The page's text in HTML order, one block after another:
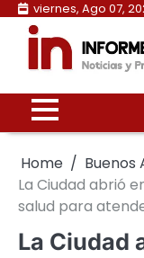
Skip
content
viernes, Ago 07,
Home Buenos
La Ciudad abrió
salud para
La Ciudad